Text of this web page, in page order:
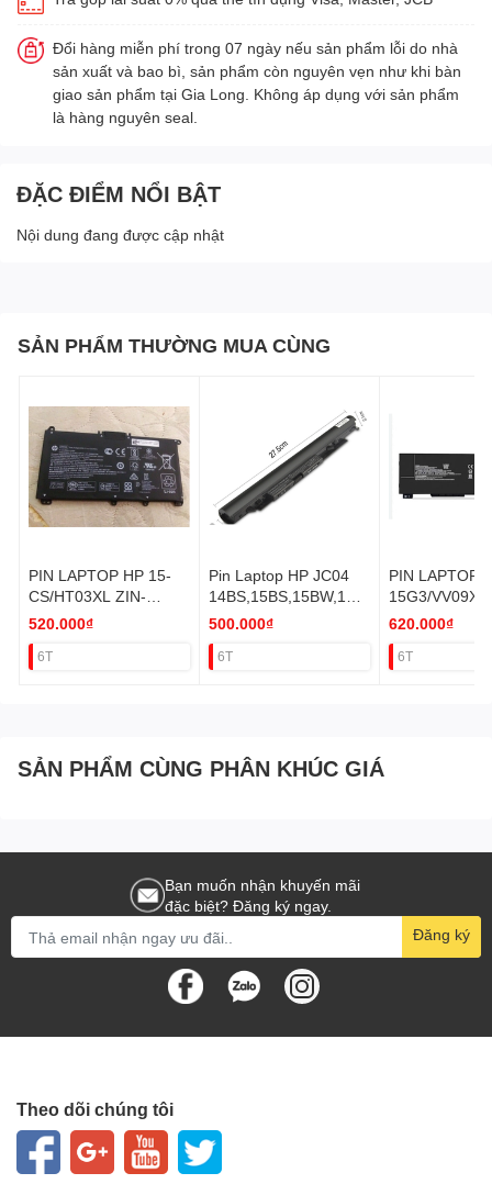
Đổi hàng miễn phí trong 07 ngày nếu sản phẩm lỗi do nhà
sản xuất và bao bì, sản phẩm còn nguyên vẹn như khi bàn
giao sản phẩm tại Gia Long. Không áp dụng với sản phẩm
là hàng nguyên seal.
ĐẶC ĐIỂM NỔI BẬT
Nội dung đang được cập nhật
SẢN PHẨM THƯỜNG MUA CÙNG
PIN LAPTOP HP 15-
CS/HT03XL ZIN-
41.04W/15-AD/14-CK
520.000₫
6T
Pin Laptop HP JC04
14BS,15BS,15BW,17B
S ZIN
500.000₫
6T
PIN LAPTOP
15G3/VV09XL
90W
620.000₫
6T
SẢN PHẨM CÙNG PHÂN KHÚC GIÁ
Bạn muốn nhận khuyến mãi
đặc biệt? Đăng ký ngay.
Đăng ký
Theo dõi chúng tôi